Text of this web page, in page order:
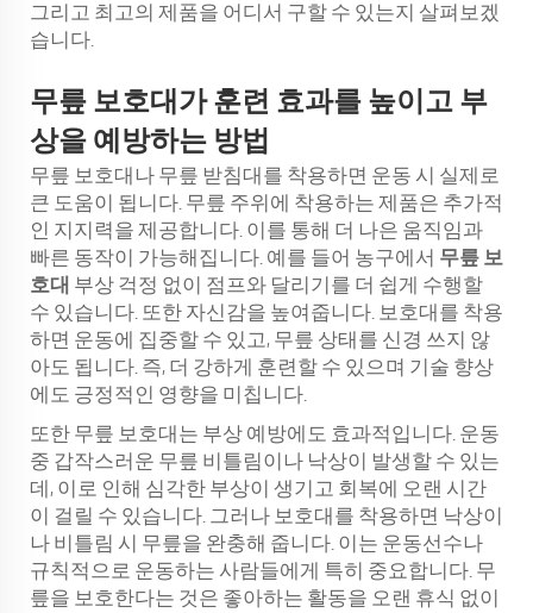
그리고 최고의 제품을 어디서 구할 수 있는지 살펴보겠
습니다.
무릎 보호대가 훈련 효과를 높이고 부
상을 예방하는 방법
무릎 보호대나 무릎 받침대를 착용하면 운동 시 실제로
큰 도움이 됩니다. 무릎 주위에 착용하는 제품은 추가적
인 지지력을 제공합니다. 이를 통해 더 나은 움직임과
빠른 동작이 가능해집니다. 예를 들어 농구에서 무릎 보
호대 부상 걱정 없이 점프와 달리기를 더 쉽게 수행할
수 있습니다. 또한 자신감을 높여줍니다. 보호대를 착용
하면 운동에 집중할 수 있고, 무릎 상태를 신경 쓰지 않
아도 됩니다. 즉, 더 강하게 훈련할 수 있으며 기술 향상
에도 긍정적인 영향을 미칩니다.
또한 무릎 보호대는 부상 예방에도 효과적입니다. 운동
중 갑작스러운 무릎 비틀림이나 낙상이 발생할 수 있는
데, 이로 인해 심각한 부상이 생기고 회복에 오랜 시간
이 걸릴 수 있습니다. 그러나 보호대를 착용하면 낙상이
나 비틀림 시 무릎을 완충해 줍니다. 이는 운동선수나
규칙적으로 운동하는 사람들에게 특히 중요합니다. 무
릎을 보호한다는 것은 좋아하는 활동을 오랜 휴식 없이